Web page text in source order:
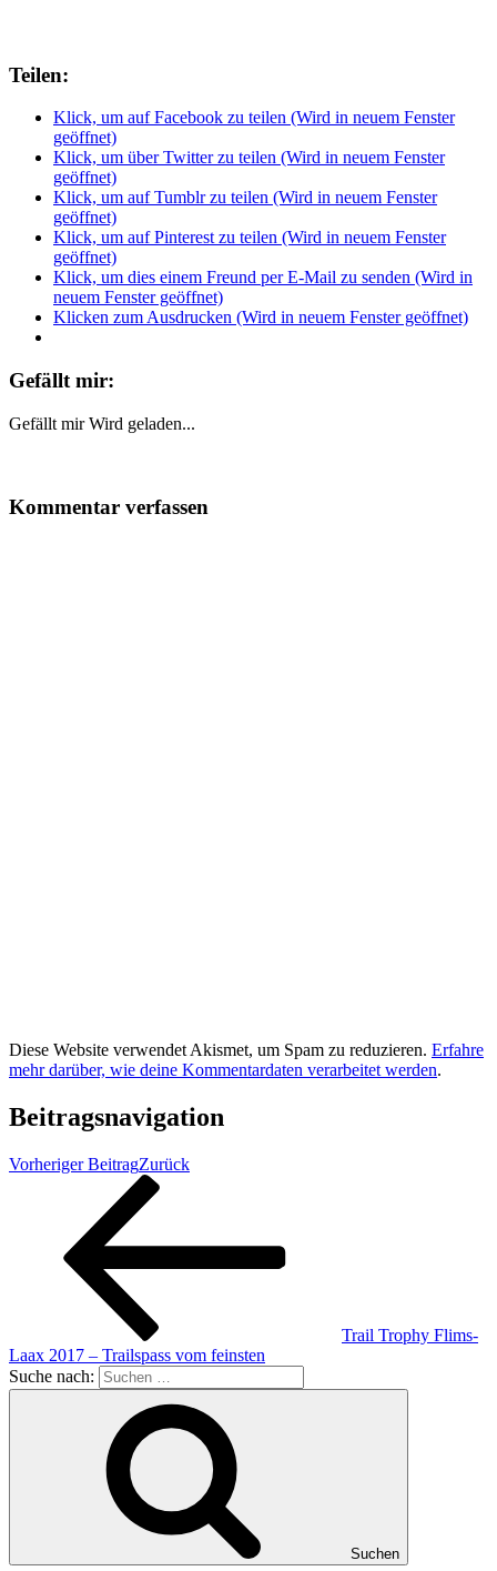
Teilen:
Klick, um auf Facebook zu teilen (Wird in neuem Fenster
geöffnet)
Klick, um über Twitter zu teilen (Wird in neuem Fenster
geöffnet)
Klick, um auf Tumblr zu teilen (Wird in neuem Fenster
geöffnet)
Klick, um auf Pinterest zu teilen (Wird in neuem Fenster
geöffnet)
Klick, um dies einem Freund per E-Mail zu senden (Wird in
neuem Fenster geöffnet)
Klicken zum Ausdrucken (Wird in neuem Fenster geöffnet)
Gefällt mir:
Gefällt mir Wird geladen...
Kommentar verfassen
Diese Website verwendet Akismet, um Spam zu reduzieren. Erfahre
mehr darüber, wie deine Kommentardaten verarbeitet werden.
Beitragsnavigation
Vorheriger BeitragZurück
Trail Trophy Flims-
Laax 2017 – Trailspass vom feinsten
Suche nach:
Suchen